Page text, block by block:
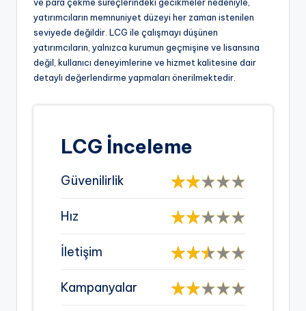
yatırımcıların memnuniyet düzeyi her zaman istenilen
seviyede değildir. LCG ile çalışmayı düşünen
yatırımcıların, yalnızca kurumun geçmişine ve lisansına
değil, kullanıcı deneyimlerine ve hizmet kalitesine dair
detaylı değerlendirme yapmaları önerilmektedir.
LCG İnceleme
Güvenilirlik
Hız
İletişim
Kampanyalar